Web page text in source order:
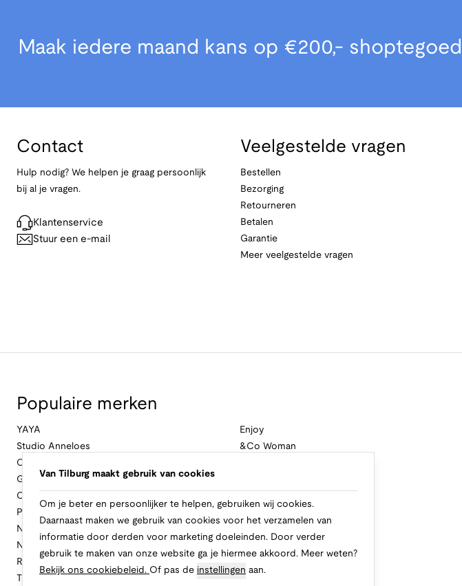
Maak iedere maand kans op €200,- shoptegoed
Contact
Hulp nodig? We helpen je graag persoonlijk
bij al je vragen.
Klantenservice
Stuur een e-mail
Veelgestelde vragen
Bestellen
Bezorging
Retourneren
Betalen
Garantie
Meer veelgestelde vragen
Populaire merken
YAYA
Studio Anneloes
Cambio
Geisha
Cast Iron
Profuomo
No Excess
New Balance
Rinascimento
Enjoy
&Co Woman
Van Tilburg maakt gebruik van cookies
Om je beter en persoonlijker te helpen, gebruiken wij cookies.
Daarnaast maken we gebruik van cookies voor het verzamelen van
informatie door derden voor marketing doeleinden. Door verder
gebruik te maken van onze website ga je hiermee akkoord. Meer weten?
Bekijk ons cookiebeleid. Of pas de instellingen aan.